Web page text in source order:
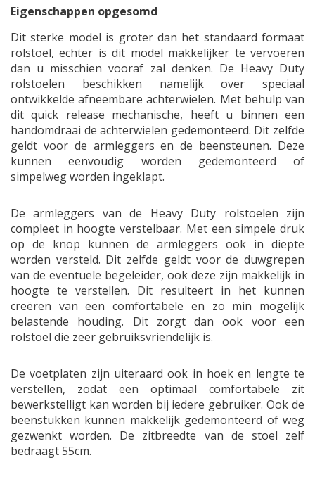
Eigenschappen opgesomd
Dit sterke model is groter dan het standaard formaat
rolstoel, echter is dit model makkelijker te vervoeren
dan u misschien vooraf zal denken. De Heavy Duty
rolstoelen beschikken namelijk over speciaal
ontwikkelde afneembare achterwielen. Met behulp van
dit quick release mechanische, heeft u binnen een
handomdraai de achterwielen gedemonteerd. Dit zelfde
geldt voor de armleggers en de beensteunen. Deze
kunnen eenvoudig worden gedemonteerd of
simpelweg worden ingeklapt.
De armleggers van de Heavy Duty rolstoelen zijn
compleet in hoogte verstelbaar. Met een simpele druk
op de knop kunnen de armleggers ook in diepte
worden versteld. Dit zelfde geldt voor de duwgrepen
van de eventuele begeleider, ook deze zijn makkelijk in
hoogte te verstellen. Dit resulteert in het kunnen
creëren van een comfortabele en zo min mogelijk
belastende houding. Dit zorgt dan ook voor een
rolstoel die zeer gebruiksvriendelijk is.
De voetplaten zijn uiteraard ook in hoek en lengte te
verstellen, zodat een optimaal comfortabele zit
bewerkstelligt kan worden bij iedere gebruiker. Ook de
beenstukken kunnen makkelijk gedemonteerd of weg
gezwenkt worden. De zitbreedte van de stoel zelf
bedraagt 55cm.